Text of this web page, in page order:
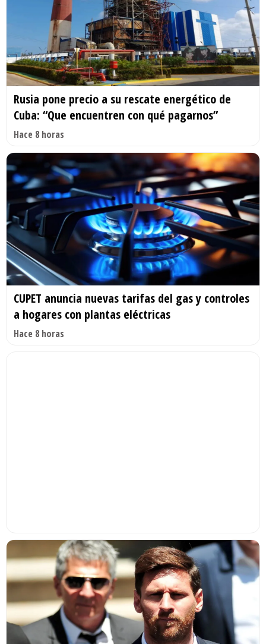
Rusia pone precio a su rescate energético de
Cuba: “Que encuentren con qué pagarnos”
Hace 8 horas
CUPET anuncia nuevas tarifas del gas y controles
a hogares con plantas eléctricas
Hace 8 horas